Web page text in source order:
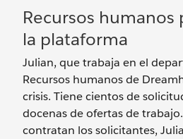
Recursos
la plataforma
Julian, que trabaja en el
Recursos humanos de
crisis. Tiene cientos de
docenas de ofertas de
contratan los solicitantes,